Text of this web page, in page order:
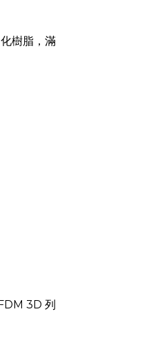
樹脂，滿
3D 列